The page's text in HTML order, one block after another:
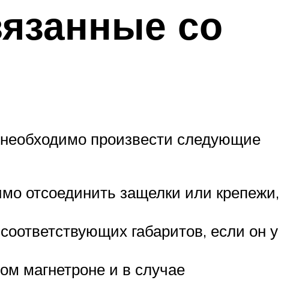
со
произвести следующие
отсоединить защелки или крепежи,
габаритов, если он у
магнетроне и в случае